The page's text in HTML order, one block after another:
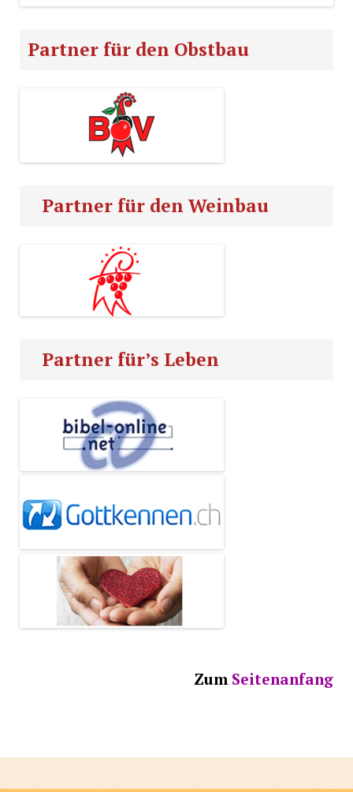
Partner für den Obstbau
Partner für den Weinbau
Partner für’s Leben
Zum Seitenanfang